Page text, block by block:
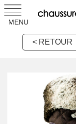
MENU
< RETOUR